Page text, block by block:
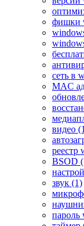
фишки
сеть в
MAC
видео
реестр
BSOD
звук (1)
пароль